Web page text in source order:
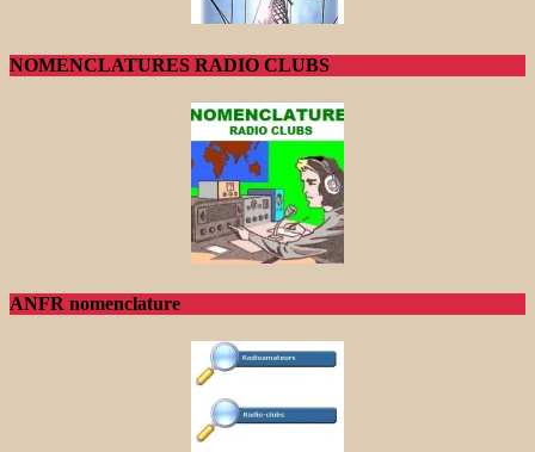
NOMENCLATURES RADIO CLUBS
ANFR nomenclature